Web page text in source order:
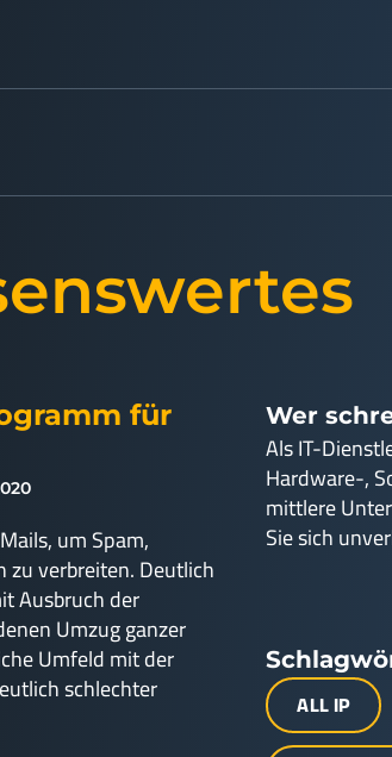
für
um Spam,
verbreiten. Deutlich
Ausbruch der
Umzug ganzer
Umfeld mit der
schlechter
Wer
Als IT-
Hardware-,
mittlere
Sie sich
ALL IP